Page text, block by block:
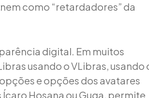
como “retardadores” da
digital. Em muitos
usando o VLibras, usando
e opções dos avatares
Hosana ou Guga, permite